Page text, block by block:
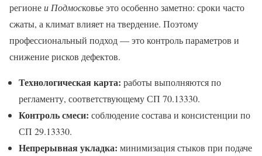
регионеи Подмосковье это особенно заметно: сроки часто
сжаты, а климат влияет на твердение. Поэтому
профессиональный подход — это контроль параметров и
снижение рисков дефектов.
Технологическая карта: работы выполняются по
регламенту, соответствующему СП 70.13330.
Контроль смеси: соблюдение состава и консистенции по
СП 29.13330.
Непрерывная укладка: минимизация стыков при подаче